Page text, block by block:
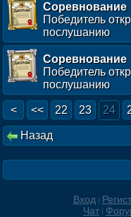
Соревнование
Победитель
послушанию
Соревнование
Победитель
послушанию
< << 22 23 24
Назад
Вход
Чат